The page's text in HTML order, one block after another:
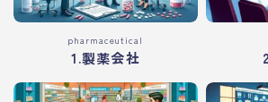
pharmaceutical
1.製薬会社